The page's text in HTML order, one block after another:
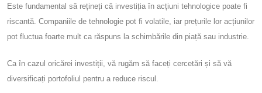
Este fundamental să rețineți că investiția în acțiuni tehnologice poate fi
riscantă. Companiile de tehnologie pot fi volatile, iar prețurile lor acțiunilor
pot fluctua foarte mult ca răspuns la schimbările din piață sau industrie.
Ca în cazul oricărei investiții, vă rugăm să faceți cercetări și să vă
diversificați portofoliul pentru a reduce riscul.